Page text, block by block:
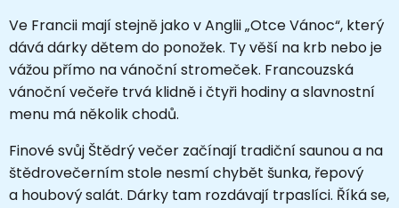
Ve Francii mají stejně jako v Anglii „Otce Vánoc“, který
dává dárky dětem do ponožek. Ty věší na krb nebo je
vážou přímo na vánoční stromeček. Francouzská
vánoční večeře trvá klidně i čtyři hodiny a slavnostní
menu má několik chodů.
Finové svůj Štědrý večer začínají tradiční saunou a na
štědrovečerním stole nesmí chybět šunka, řepový
a houbový salát. Dárky tam rozdávají trpaslíci. Říká se,